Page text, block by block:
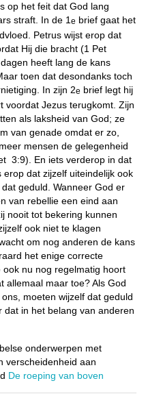
op het feit dat God lang
straft. In de 1 e brief gaat het
Petrus wijst erop dat
Hij die bracht (1 Pet
heeft lang de kans
toen dat desondanks toch
In zijn 2e brief legt hij
voordat Jezus terugkomt. Zijn
als laksheid van God; ze
van genade omdat er zo,
mensen de gelegenheid
3:9). En iets verderop in dat
erop dat zijzelf uiteindelijk ook
geduld. Wanneer God er
van rebellie een eind aan
nooit tot bekering kunnen
ook niet te klagen
om nog anderen de kans
het enige correcte
nu nog regelmatig hoort
allemaal maar toe? Als God
moeten wijzelf dat geduld
dat in het belang van anderen
onderwerpen met
verscheidenheid aan
De roeping van boven